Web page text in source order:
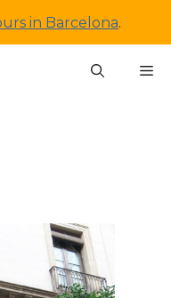
in Barcelona.